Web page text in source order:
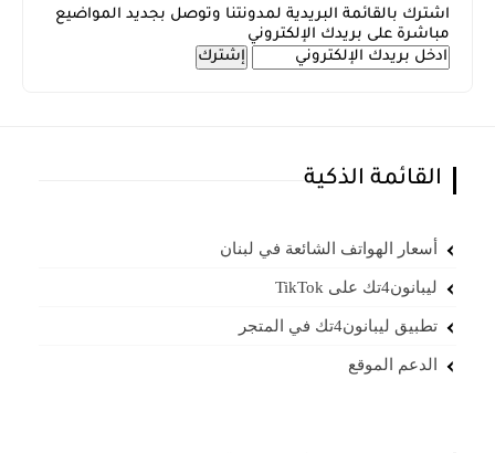
اشترك بالقائمة البريدية لمدونتنا وتوصل بجديد المواضيع
مباشرة على بريدك الإلكتروني
القائمة الذكية
أسعار الهواتف الشائعة في لبنان
ليبانون4تك على TikTok
تطبيق ليبانون4تك في المتجر
الدعم الموقع